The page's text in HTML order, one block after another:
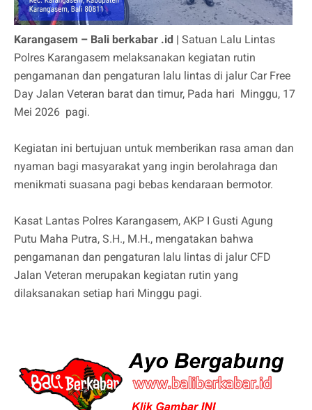
Karangasem – Bali berkabar .id | Satuan Lalu Lintas
Polres Karangasem melaksanakan kegiatan rutin
pengamanan dan pengaturan lalu lintas di jalur Car Free
Day Jalan Veteran barat dan timur, Pada hari Minggu, 17
Mei 2026 pagi.
Kegiatan ini bertujuan untuk memberikan rasa aman dan
nyaman bagi masyarakat yang ingin berolahraga dan
menikmati suasana pagi bebas kendaraan bermotor.
Kasat Lantas Polres Karangasem, AKP I Gusti Agung
Putu Maha Putra, S.H., M.H., mengatakan bahwa
pengamanan dan pengaturan lalu lintas di jalur CFD
Jalan Veteran merupakan kegiatan rutin yang
dilaksanakan setiap hari Minggu pagi.